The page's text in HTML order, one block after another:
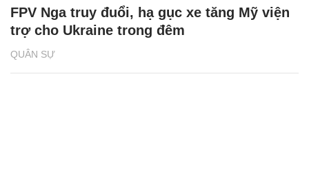
QUÂN SỰ
FPV Nga truy đuổi, hạ gục xe tăng Mỹ viện
trợ cho Ukraine trong đêm